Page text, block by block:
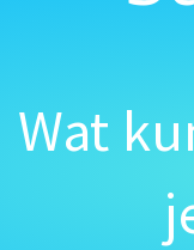
Wat